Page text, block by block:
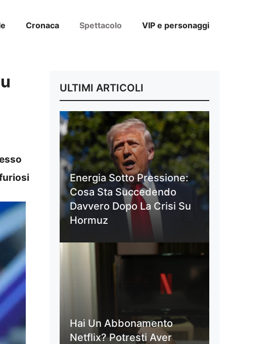
Cronaca Spettacolo VIP e personaggi
ULTIMI ARTICOLI
Energia Sotto Pressione:
Cosa Sta Succedendo
Davvero Dopo La Crisi Su
Hormuz
Hai Un Abbonamento
Netflix? Potresti Aver